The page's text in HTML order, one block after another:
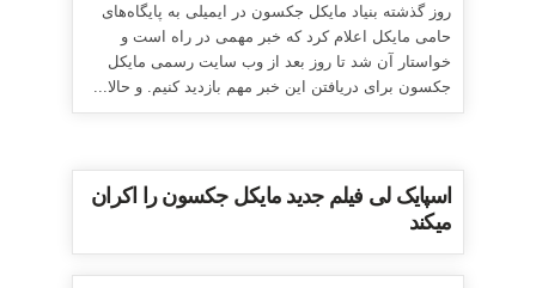
روز گذشته بنیاد مایکل جکسون در ایمیلی به پایگاه‌های
حامی مایکل اعلام کرد که خبر مهمی در راه است و
خواستار آن شد تا روز بعد از وب سایت رسمی مایکل
جکسون برای دریافتن این خبر مهم بازدید کنیم. و حالا...
اسپایک لی فیلم جدید مایکل جکسون را اکران
میکند